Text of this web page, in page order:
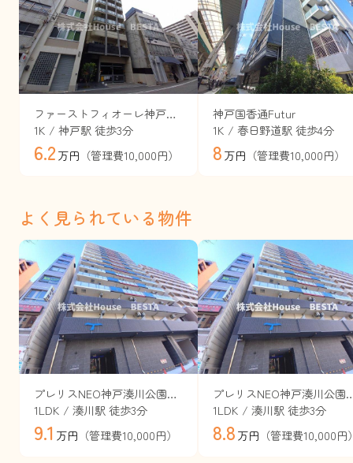
ファーストフィオーレ神戸駅前
1K / 神戸駅 徒歩3分
6.2 万円 （管理費10,000円）
神戸国香通Futur
1K / 春日野道駅 徒歩4分
8 万円 （管理費10,000円）
よく見られている物件
プレリスNEO神戸湊川公園ヴェルト（旧セレニテ神戸西エクラ）
1LDK / 湊川駅 徒歩3分
9.1 万円 （管理費10,000円）
プレリスNEO神戸湊川公
1LDK / 湊川駅 徒歩3分
8.8 万円 （管理費10,000円